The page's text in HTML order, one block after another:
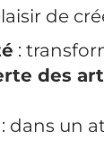
de
:
des
: dans un